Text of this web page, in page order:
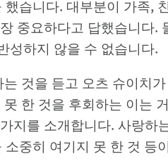
습니다. 대부분이 가족,
중요하다고 답했습니다.
성하지 않을 수 없습니다.
것을 듣고 오츠 슈이치
한 것을 후회하는 이는
지를 소개합니다. 사랑하
중히 여기지 못 한 것 등